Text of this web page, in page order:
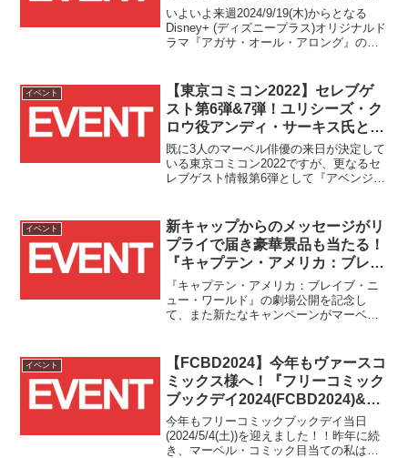
ペーン 開催！！
いよいよ来週2024/9/19(木)からとなる
Disney+ (ディズニープラス)オリジナルド
ラマ『アガサ・オール・アロング』の配
イベント
【東京コミコン2022】セレブゲ
スト第6弾&7弾！ユリシーズ・ク
ロウ役アンディ・サーキス氏とプ
ロフェッサーX役ジェームズ・マ
カヴォイ氏の来日が決定！！
既に3人のマーベル俳優の来日が決定して
いる東京コミコン2022ですが、更なるセ
レブゲスト情報第6弾として『アベンジャ
ズ・クロウを演じるアンディ・サーキス
氏、『X-MEN』シリーズで若きプロフェ
ッサーXを演じるジェームズ・マカヴォイ
氏の2人の来日が新たに発表されておりま
す！！
イベント
新キャップからのメッセージがリ
プライで届き豪華景品も当たる！
『キャプテン・アメリカ：ブレイ
ブ・ニュー・ワールド』#正義の
言葉を受け取れキャンペーン開
催！！
『キャプテン・アメリカ：ブレイブ・ニ
ュー・ワールド』の劇場公開を記念し
て、また新たなキャンペーンがマーベ
イベント
【FCBD2024】今年もヴァースコ
ミックス様へ！『フリーコミック
ブックデイ2024(FCBD2024)&ジ
ム・ザブ先生サイン会』簡易リポ
ート！！
今年もフリーコミックブックデイ当日
(2024/5/4(土))を迎えました！！昨年に続
き、マーベル・コミック目当ての私は池